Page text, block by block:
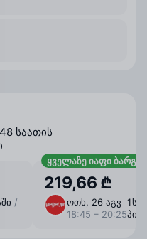
საათის
/
ყველაზე იაფი
219,66 ₾
ოთხ, 26 აგვ
18:45 – 20:25
1